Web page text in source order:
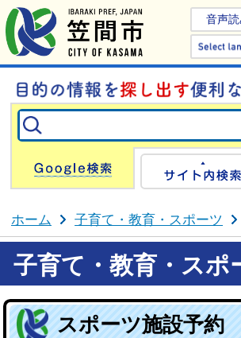
音声
Google検索
ホーム 子育て・教育・スポーツ
子育て・教育・スポ
スポーツ施設予約